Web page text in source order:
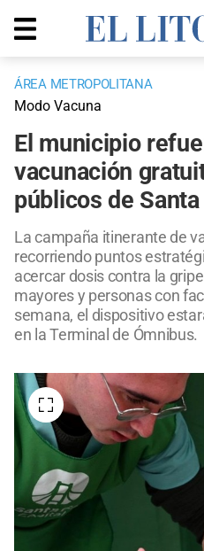
ÁREA METROPOLITANA
Modo Vacuna
El municipio
vacunación
públicos de Santa
La campaña itinerante de
recorriendo puntos
acercar dosis contra la
mayores y personas con
semana, el dispositivo
en la Terminal de Ómnibus.